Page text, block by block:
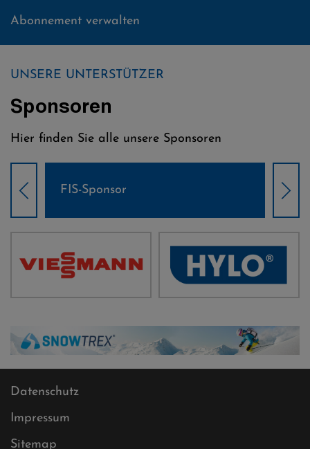
Abonnement verwalten
UNSERE UNTERSTÜTZER
Sponsoren
Hier finden Sie alle unsere Sponsoren
Sponsor Weltcup-
Datenschutz
Impressum